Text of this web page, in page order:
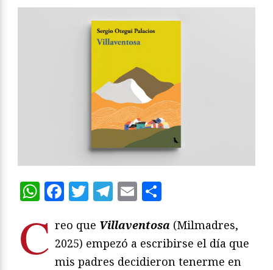
WhatsApp
Facebook
Twitter
Telegram
Email
C reo que Villaventosa (Milmadres,
2025) empezó a escribirse el día que
mis padres decidieron tenerme en